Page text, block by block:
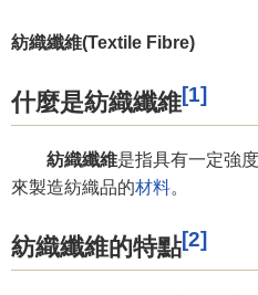
紡織纖維(Textile Fibre)
什麼是紡織纖維[1]
紡織纖維是指具有一定強
來製造紡織品的材料。
紡織纖維的特點[2]